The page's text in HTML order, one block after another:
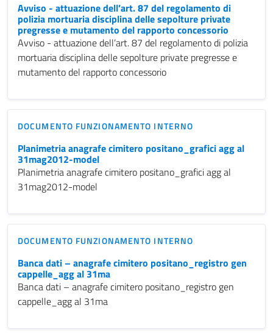
Avviso - attuazione dell’art. 87 del regolamento di
polizia mortuaria disciplina delle sepolture private
pregresse e mutamento del rapporto concessorio
Avviso - attuazione dell’art. 87 del regolamento di polizia
mortuaria disciplina delle sepolture private pregresse e
mutamento del rapporto concessorio
DOCUMENTO FUNZIONAMENTO INTERNO
Planimetria anagrafe cimitero positano_grafici agg al
31mag2012-model
Planimetria anagrafe cimitero positano_grafici agg al
31mag2012-model
DOCUMENTO FUNZIONAMENTO INTERNO
Banca dati – anagrafe cimitero positano_registro gen
cappelle_agg al 31ma
Banca dati – anagrafe cimitero positano_registro gen
cappelle_agg al 31ma